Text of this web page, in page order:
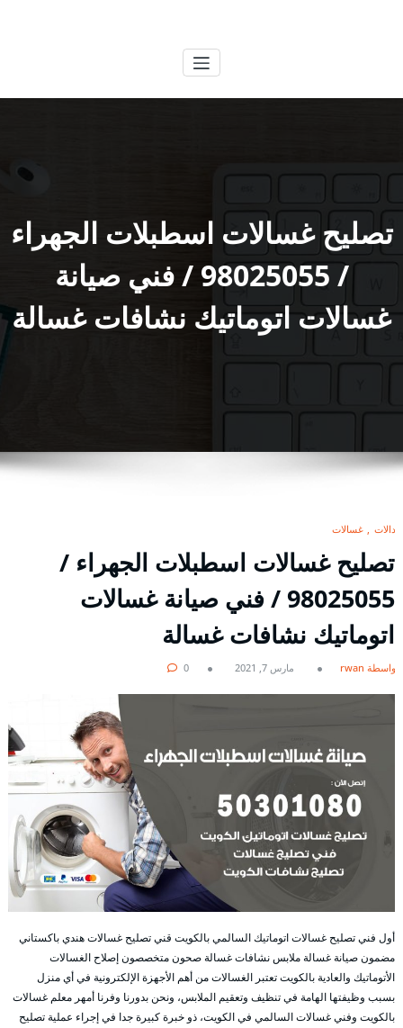
تصليح غسالات اسطبلات الجهراء
/ 98025055 / فني صيانة
غسالات اتوماتيك نشافات غسالة
بدالات غسالات
تصليح غسالات اسطبلات الجهراء /
98025055 / فني صيانة غسالات
اتوماتيك نشافات غسالة
بواسطة rwan مارس 7, 2021 0
أول فني تصليح غسالات اتوماتيك السالمي بالكويت قني تصليح غسالات هندي باكستاني
مضمون صيانة غسالة ملابس نشافات غسالة صحون متخصصون إصلاح الغسالات
الأتوماتيك والعادية بالكويت تعتبر الغسالات من أهم الأجهزة الإلكترونية في أي منزل
بسبب وظيفتها الهامة في تنظيف وتعقيم الملابس، ونحن بدورنا وفرنا أمهر معلم غسالات
بالكويت وفني غسالات السالمي في الكويت، ذو خبرة كبيرة جدا في إجراء عملية تصليح